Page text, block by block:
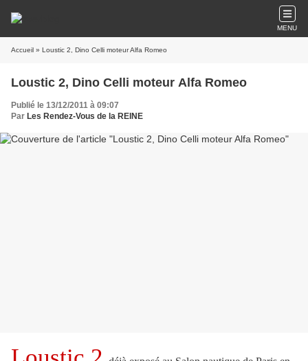
MENU
Accueil » Loustic 2, Dino Celli moteur Alfa Romeo
Loustic 2, Dino Celli moteur Alfa Romeo
Publié le 13/12/2011 à 09:07
Par Les Rendez-Vous de la REINE